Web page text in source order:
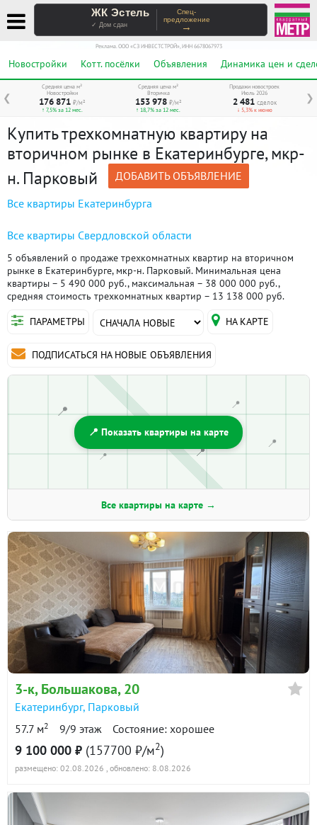
ЖК Эстель
✓ Дом сдан
Спец-
предложение
→
Реклама. ООО «СЗ ИНВЕСТСТРОЙ», ИНН 6678067973
Новостройки Котт. посёлки Объявления Динамика цен и
❮ ❯
Средняя цена м²
Новостройки
176 871 ₽/м²
↑ 7,5% за 12 мес.
Средняя цена м²
Вторичка
153 978 ₽/м²
↑ 18,7% за 12 мес.
Продажи новостроек
Июль 2026
2 481 сделок
↓ 5,3% к июню
Купить трехкомнатную квартиру на
вторичном рынке в Екатеринбурге, мкр-
н. Парковый
ДОБАВИТЬ ОБЪЯВЛЕНИЕ
Все квартиры Екатеринбурга
Все квартиры Свердловской области
5 объявлений о продаже трехкомнатных квартир на вторичном
рынке в Екатеринбурге, мкр-н. Парковый. Минимальная цена
квартиры – 5 490 000 руб., максимальная – 38 000 000 руб.,
средняя стоимость трехкомнатных квартир – 13 138 000 руб.
ПАРАМЕТРЫ
НА КАРТЕ
ПОДПИСАТЬСЯ НА НОВЫЕ ОБЪЯВЛЕНИЯ
📍 📍
📍
📍
📍
📍 Показать квартиры на карте
Все квартиры на карте →
3-к, Большакова, 20
Екатеринбург, Парковый
57.7 м2 9/9 этаж Состояние: хорошее
9 100 000 ₽ (157700 ₽/м2)
размещено: 02.08.2026 , обновлено: 8.08.2026